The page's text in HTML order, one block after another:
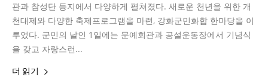
관과 참성단 등지에서 다양하게 펼쳐졌다. 새로운 천년을 위한 개
천대제와 다양한 축제프로그램을 마련, 강화군민화합 한마당을 이
루었다. 군민의 날인 1일에는 문예회관과 공설운동장에서 기념식
을 갖고 자랑스런...
더 읽기